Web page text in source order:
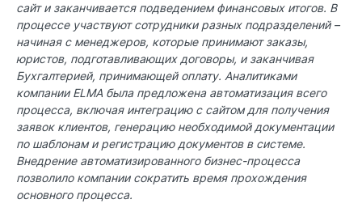
сайт и заканчивается подведением финансовых итогов. В
процессе участвуют сотрудники разных подразделений –
начиная с менеджеров, которые принимают заказы,
юристов, подготавливающих договоры, и заканчивая
Бухгалтерией, принимающей оплату. Аналитиками
компании ELMA была предложена автоматизация всего
процесса, включая интеграцию с сайтом для получения
заявок клиентов, генерацию необходимой документации
по шаблонам и регистрацию документов в системе.
Внедрение автоматизированного бизнес-процесса
позволило компании сократить время прохождения
основного процесса.